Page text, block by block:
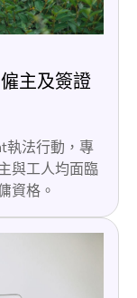
主及簽證
執法行動，專
與工人均面臨
資格。